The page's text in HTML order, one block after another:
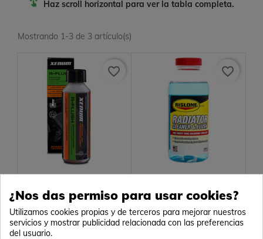
Haz scroll horizontal para ver la tabla completa.
Mostrando 1-3 de 3 artículo(s)
Xenum R-Flush
Aditivo limpiador sistema de
refrigeración
16,00 €
favorite_border
Rislone Radiator
Aditivo limpiador sistema de
refrigeración
14,00 €
favorite_border
¿Nos das permiso para usar cookies?
Utilizamos cookies propias y de terceros para mejorar nuestros
servicios y mostrar publicidad relacionada con las preferencias
del usuario.